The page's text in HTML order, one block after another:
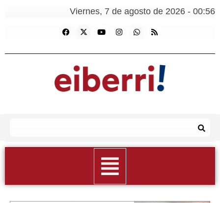
Viernes, 7 de agosto de 2026 - 00:56